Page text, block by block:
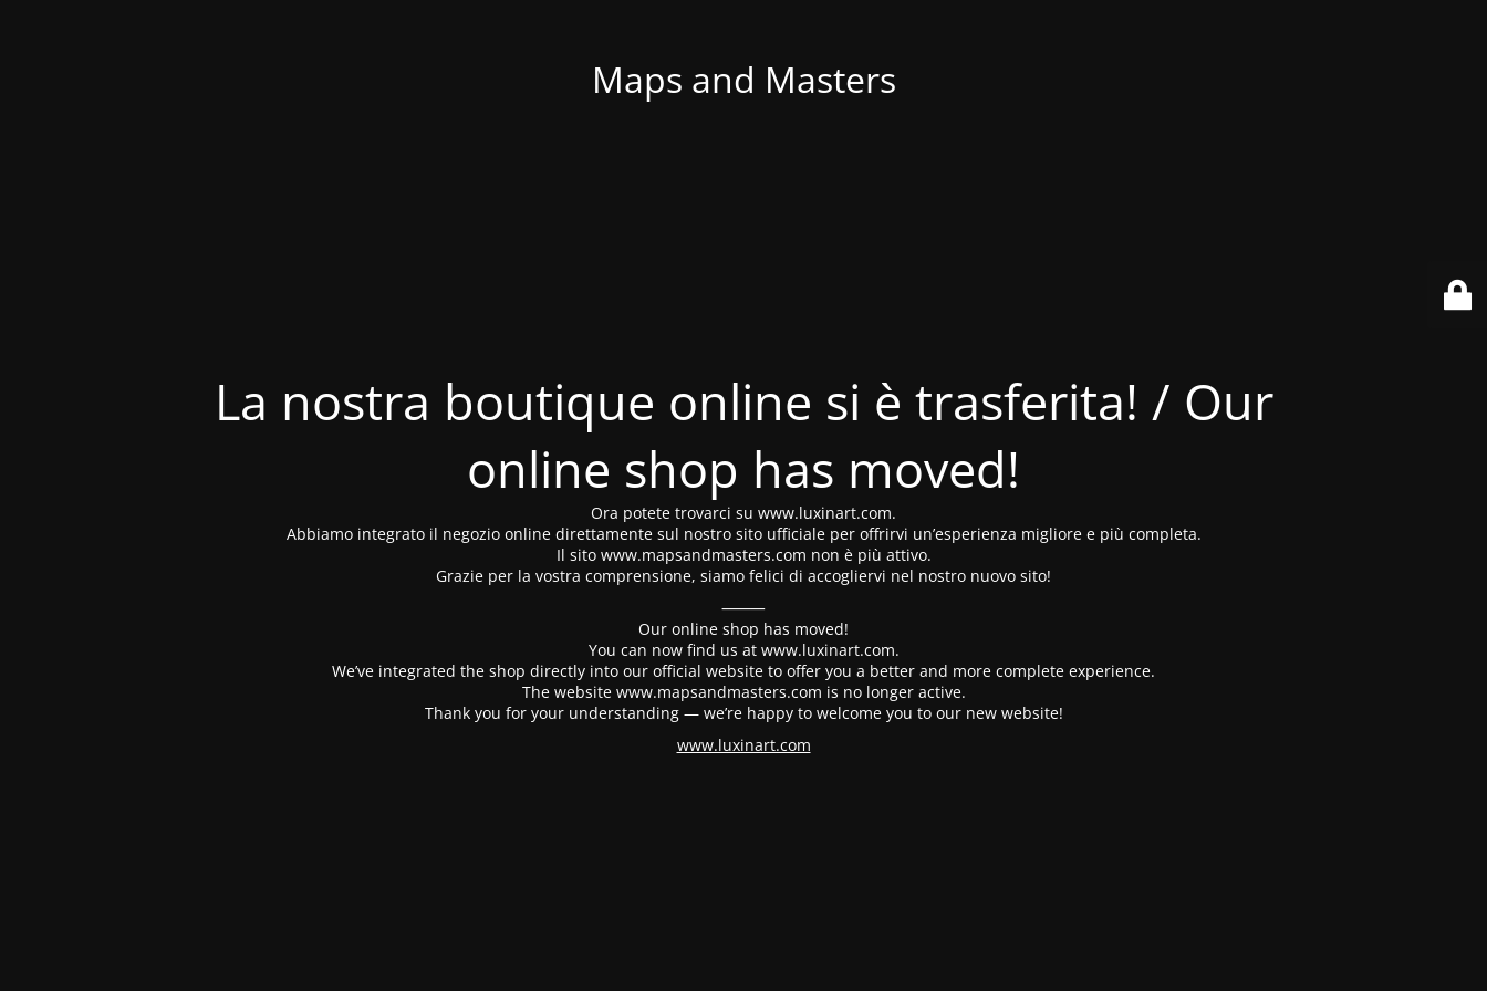
Maps and Masters
La nostra boutique online si è trasferita! / Our
online shop has moved!
Ora potete trovarci su www.luxinart.com.
Abbiamo integrato il negozio online direttamente sul nostro sito ufficiale per offrirvi un’esperienza migliore e più completa.
Il sito www.mapsandmasters.com non è più attivo.
Grazie per la vostra comprensione, siamo felici di accogliervi nel nostro nuovo sito!
⸻
Our online shop has moved!
You can now find us at www.luxinart.com.
We’ve integrated the shop directly into our official website to offer you a better and more complete experience.
The website www.mapsandmasters.com is no longer active.
Thank you for your understanding — we’re happy to welcome you to our new website!
www.luxinart.com